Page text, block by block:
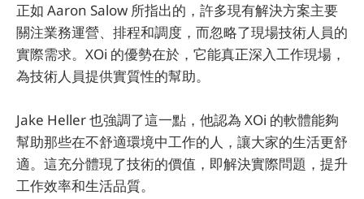
正如 Aaron Salow 所指出的，許多現有解決方案主要
關注業務運營、排程和調度，而忽略了現場技術人員的
實際需求。XOi 的優勢在於，它能真正深入工作現場，
為技術人員提供實質性的幫助。
Jake Heller 也強調了這一點，他認為 XOi 的軟體能夠
幫助那些在不舒適環境中工作的人，讓大家的生活更舒
適。這充分體現了技術的價值，即解決實際問題，提升
工作效率和生活品質。